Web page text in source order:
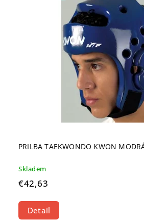
PRILBA TAEKWONDO KWON
Skladem
€42,63
Detail